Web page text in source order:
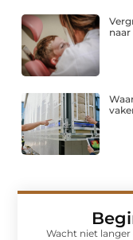
Wacht niet langer